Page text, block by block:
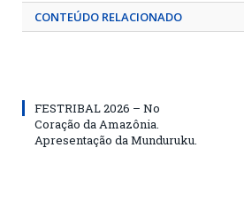
CONTEÚDO RELACIONADO
FESTRIBAL 2026 – No
Coração da Amazônia.
Apresentação da Munduruku.